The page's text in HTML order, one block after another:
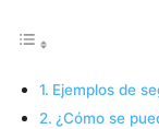
Ejemplos de
¿Cómo se